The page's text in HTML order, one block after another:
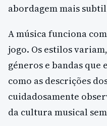
abordagem mais
A música funciona
jogo. Os estilos
géneros e bandas que
como as descrições
cuidadosamente
da cultura musical